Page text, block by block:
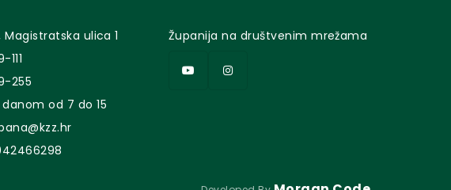
Magistratska ulica 1
255
od 7 do 15
Županija na društvenim mrežama